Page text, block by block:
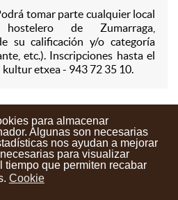
para almacenar
Algunas son necesarias
nos ayudan a mejorar
para visualizar
tiempo que permiten recabar
Cookie
tomar parte cualquier local
de Zumarraga,
su calificación y/o categoría
etc.). Inscripciones hasta el
etxea - 943 72 35 10.
de uso Aviso legal
Noticias
opinión cuenta